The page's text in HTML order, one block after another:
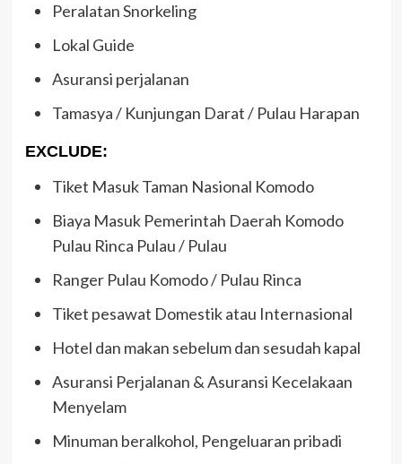
Peralatan Snorkeling
Lokal Guide
Asuransi perjalanan
Tamasya / Kunjungan Darat / Pulau Harapan
EXCLUDE:
Tiket Masuk Taman Nasional Komodo
Biaya Masuk Pemerintah Daerah Komodo
Pulau Rinca Pulau / Pulau
Ranger Pulau Komodo / Pulau Rinca
Tiket pesawat Domestik atau Internasional
Hotel dan makan sebelum dan sesudah kapal
Asuransi Perjalanan & Asuransi Kecelakaan
Menyelam
Minuman beralkohol, Pengeluaran pribadi